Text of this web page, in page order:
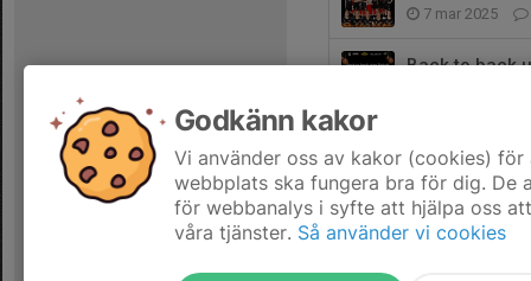
7 mar 2025
Back to back
Hur är
11 nov 2024
Godkänn kakor
Vi använder oss av kakor (cookies)
webbplats ska fungera bra för dig. De
för webbanalys i syfte att hjälpa oss
våra tjänster. Så använder vi cookies